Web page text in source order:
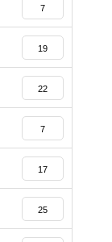
7
19
22
7
17
25